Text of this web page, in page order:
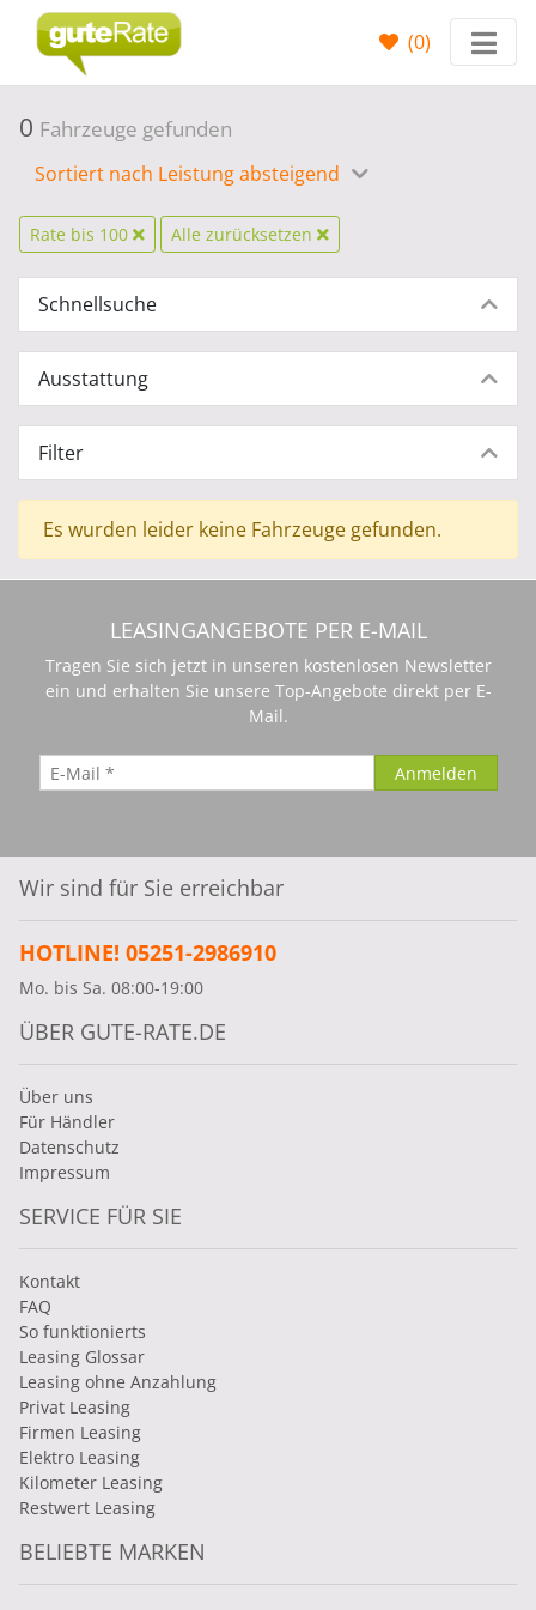
(0)
0 Fahrzeuge gefunden
Sortiert nach Leistung absteigend
Rate bis 100 Alle zurücksetzen
Schnellsuche
Ausstattung
Filter
Es wurden leider keine Fahrzeuge gefunden.
LEASINGANGEBOTE PER E-MAIL
Tragen Sie sich jetzt in unseren kostenlosen Newsletter
ein und erhalten Sie unsere Top-Angebote direkt per E-
Mail.
Wir sind für Sie erreichbar
HOTLINE! 05251-2986910
Mo. bis Sa. 08:00-19:00
ÜBER GUTE-RATE.DE
Über uns
Für Händler
Datenschutz
Impressum
SERVICE FÜR SIE
Kontakt
FAQ
So funktionierts
Leasing Glossar
Leasing ohne Anzahlung
Privat Leasing
Firmen Leasing
Elektro Leasing
Kilometer Leasing
Restwert Leasing
BELIEBTE MARKEN